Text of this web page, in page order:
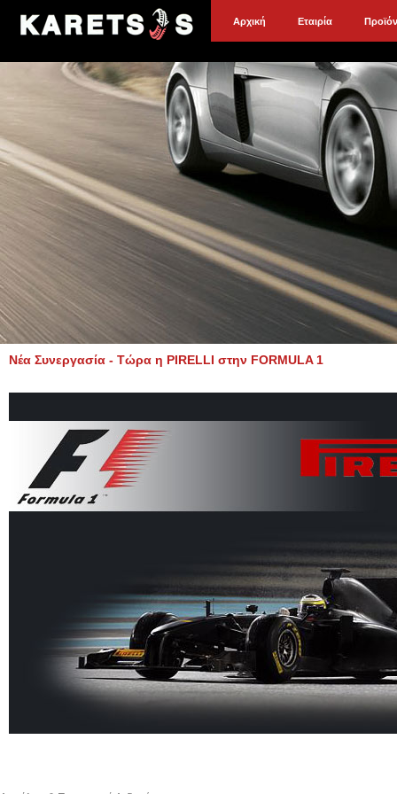
Αρχική Εταιρία
Νέα Συνεργασία - Τώρα η PIRELLI στην FORMULA 1